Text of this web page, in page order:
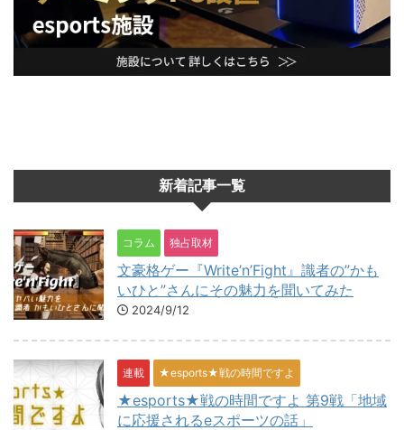
新着記事一覧
コラム 独占取材
文豪格ゲー『Write’n’Fight』識者の”かも
いひと”さんにその魅力を聞いてみた
2024/9/12
連載 ★esports★戦の時間ですよ
★esports★戦の時間ですよ 第9戦「地域
に応援されるeスポーツの話」